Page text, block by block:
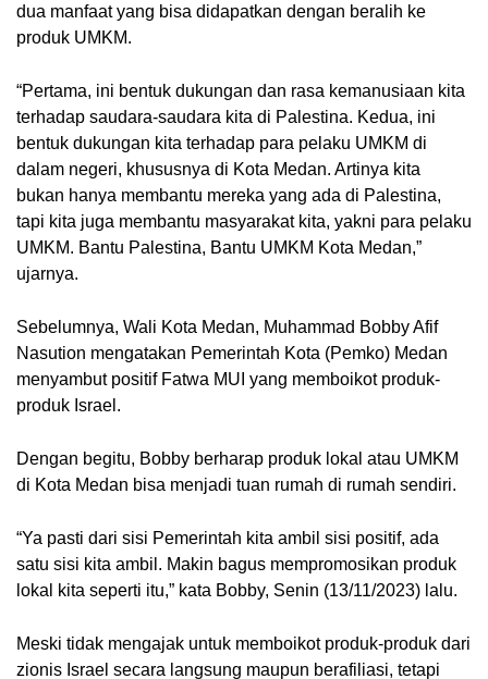
dua manfaat yang bisa didapatkan dengan beralih ke
produk UMKM.
“Pertama, ini bentuk dukungan dan rasa kemanusiaan kita
terhadap saudara-saudara kita di Palestina. Kedua, ini
bentuk dukungan kita terhadap para pelaku UMKM di
dalam negeri, khususnya di Kota Medan. Artinya kita
bukan hanya membantu mereka yang ada di Palestina,
tapi kita juga membantu masyarakat kita, yakni para pelaku
UMKM. Bantu Palestina, Bantu UMKM Kota Medan,”
ujarnya.
Sebelumnya, Wali Kota Medan, Muhammad Bobby Afif
Nasution mengatakan Pemerintah Kota (Pemko) Medan
menyambut positif Fatwa MUI yang memboikot produk-
produk Israel.
Dengan begitu, Bobby berharap produk lokal atau UMKM
di Kota Medan bisa menjadi tuan rumah di rumah sendiri.
“Ya pasti dari sisi Pemerintah kita ambil sisi positif, ada
satu sisi kita ambil. Makin bagus mempromosikan produk
lokal kita seperti itu,” kata Bobby, Senin (13/11/2023) lalu.
Meski tidak mengajak untuk memboikot produk-produk dari
zionis Israel secara langsung maupun berafiliasi, tetapi